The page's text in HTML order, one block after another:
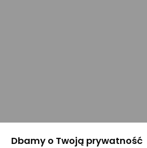
Dbamy o Twoją prywatność